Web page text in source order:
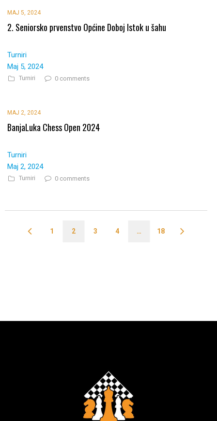
MAJ 5, 2024
2. Seniorsko prvenstvo Općine Doboj Istok u šahu
Turniri
Maj 5, 2024
Turniri 0 comments
MAJ 2, 2024
BanjaLuka Chess Open 2024
Turniri
Maj 2, 2024
Turniri 0 comments
1 2 3 4 … 18